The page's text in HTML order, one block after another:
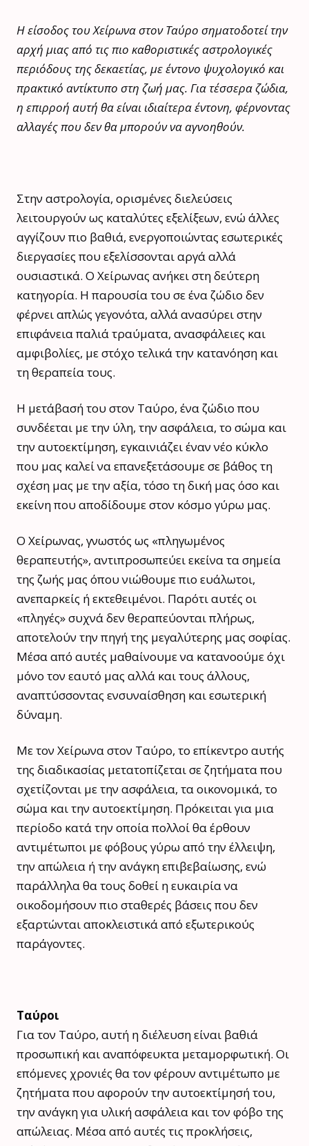
Η είσοδος του Χείρωνα στον Ταύρο σηματοδοτεί την
αρχή μιας από τις πιο καθοριστικές αστρολογικές
περιόδους της δεκαετίας, με έντονο ψυχολογικό και
πρακτικό αντίκτυπο στη ζωή μας. Για τέσσερα ζώδια,
η επιρροή αυτή θα είναι ιδιαίτερα έντονη, φέρνοντας
αλλαγές που δεν θα μπορούν να αγνοηθούν.
Στην αστρολογία, ορισμένες διελεύσεις
λειτουργούν ως καταλύτες εξελίξεων, ενώ άλλες
αγγίζουν πιο βαθιά, ενεργοποιώντας εσωτερικές
διεργασίες που εξελίσσονται αργά αλλά
ουσιαστικά. Ο Χείρωνας ανήκει στη δεύτερη
κατηγορία. Η παρουσία του σε ένα ζώδιο δεν
φέρνει απλώς γεγονότα, αλλά ανασύρει στην
επιφάνεια παλιά τραύματα, ανασφάλειες και
αμφιβολίες, με στόχο τελικά την κατανόηση και
τη θεραπεία τους.
Η μετάβασή του στον Ταύρο, ένα ζώδιο που
συνδέεται με την ύλη, την ασφάλεια, το σώμα και
την αυτοεκτίμηση, εγκαινιάζει έναν νέο κύκλο
που μας καλεί να επανεξετάσουμε σε βάθος τη
σχέση μας με την αξία, τόσο τη δική μας όσο και
εκείνη που αποδίδουμε στον κόσμο γύρω μας.
Ο Χείρωνας, γνωστός ως «πληγωμένος
θεραπευτής», αντιπροσωπεύει εκείνα τα σημεία
της ζωής μας όπου νιώθουμε πιο ευάλωτοι,
ανεπαρκείς ή εκτεθειμένοι. Παρότι αυτές οι
«πληγές» συχνά δεν θεραπεύονται πλήρως,
αποτελούν την πηγή της μεγαλύτερης μας σοφίας.
Μέσα από αυτές μαθαίνουμε να κατανοούμε όχι
μόνο τον εαυτό μας αλλά και τους άλλους,
αναπτύσσοντας ενσυναίσθηση και εσωτερική
δύναμη.
Με τον Χείρωνα στον Ταύρο, το επίκεντρο αυτής
της διαδικασίας μετατοπίζεται σε ζητήματα που
σχετίζονται με την ασφάλεια, τα οικονομικά, το
σώμα και την αυτοεκτίμηση. Πρόκειται για μια
περίοδο κατά την οποία πολλοί θα έρθουν
αντιμέτωποι με φόβους γύρω από την έλλειψη,
την απώλεια ή την ανάγκη επιβεβαίωσης, ενώ
παράλληλα θα τους δοθεί η ευκαιρία να
οικοδομήσουν πιο σταθερές βάσεις που δεν
εξαρτώνται αποκλειστικά από εξωτερικούς
παράγοντες.
Ταύροι
Για τον Ταύρο, αυτή η διέλευση είναι βαθιά
προσωπική και αναπόφευκτα μεταμορφωτική. Οι
επόμενες χρονιές θα τον φέρουν αντιμέτωπο με
ζητήματα που αφορούν την αυτοεκτίμησή του,
την ανάγκη για υλική ασφάλεια και τον φόβο της
απώλειας. Μέσα από αυτές τις προκλήσεις,